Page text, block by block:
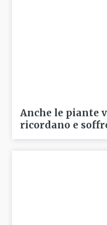
Anche le piante
ricordano e